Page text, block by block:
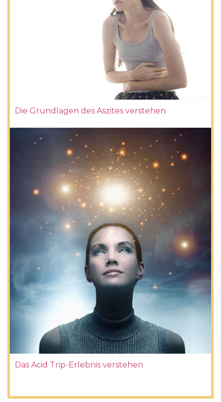
Die Grundlagen des Aszites verstehen
Das Acid Trip-Erlebnis verstehen